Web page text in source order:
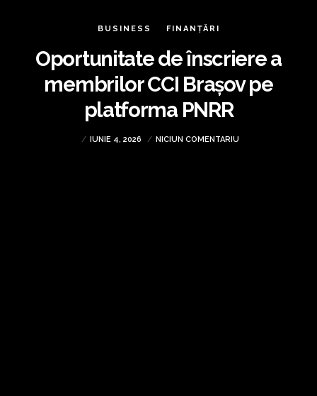
BUSINESS FINANȚĂRI
Oportunitate de înscriere a
membrilor CCI Brașov pe
platforma PNRR
IUNIE 4, 2026 NICIUN COMENTARIU